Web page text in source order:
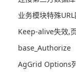
业务模块特殊
Keep-alive失效,
base_Authorize
AgGrid Options